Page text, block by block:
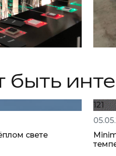
свете
121